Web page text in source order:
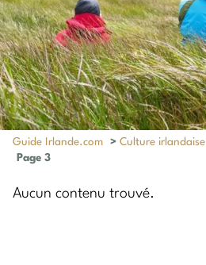
Guide Irlande.com >Culture irlandaise
Page 3
Aucun contenu trouvé.